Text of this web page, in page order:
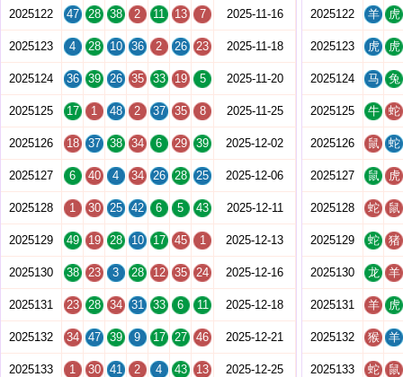
2025122 47 28 38 2 11 13 7 2025-11-16
2025123 4 28 10 36 2 26 23 2025-11-18
2025124 36 39 26 35 33 19 5 2025-11-20
2025125 17 1 48 2 37 35 8 2025-11-25
2025126 18 37 38 34 6 29 39 2025-12-02
2025127 6 40 4 34 26 28 25 2025-12-06
2025128 1 30 25 42 6 5 43 2025-12-11
2025129 49 19 28 10 17 45 1 2025-12-13
2025130 38 23 3 28 12 35 24 2025-12-16
2025131 23 28 34 31 33 6 11 2025-12-18
2025132 34 47 39 9 17 27 46 2025-12-21
2025133 1 30 41 2 4 43 13 2025-12-25
2025122 羊 虎
2025123 虎 虎
2025124 马 兔
2025125 牛 蛇
2025126 鼠 蛇
2025127 鼠 虎
2025128 蛇 鼠
2025129 蛇 猪
2025130 龙 羊
2025131 羊 虎
2025132 猴 羊
2025133 蛇 鼠